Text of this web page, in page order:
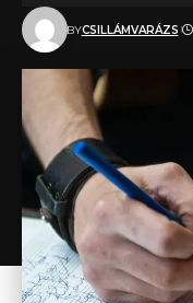
BYCSILLÁMVARÁZS